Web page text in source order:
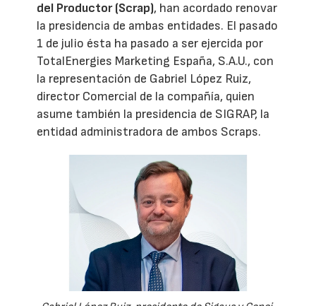
del Productor (Scrap), han acordado renovar
la presidencia de ambas entidades. El pasado
1 de julio ésta ha pasado a ser ejercida por
TotalEnergies Marketing España, S.A.U., con
la representación de Gabriel López Ruiz,
director Comercial de la compañía, quien
asume también la presidencia de SIGRAP, la
entidad administradora de ambos Scraps.